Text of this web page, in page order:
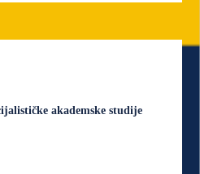
akademske studije